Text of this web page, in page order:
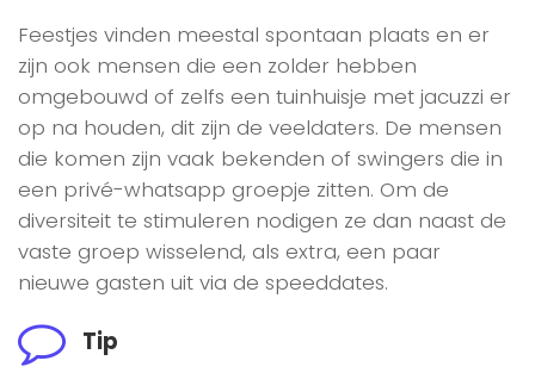
Feestjes vinden meestal spontaan plaats en er
zijn ook mensen die een zolder hebben
omgebouwd of zelfs een tuinhuisje met jacuzzi er
op na houden, dit zijn de veeldaters. De mensen
die komen zijn vaak bekenden of swingers die in
een privé-whatsapp groepje zitten. Om de
diversiteit te stimuleren nodigen ze dan naast de
vaste groep wisselend, als extra, een paar
nieuwe gasten uit via de speeddates.
Tip